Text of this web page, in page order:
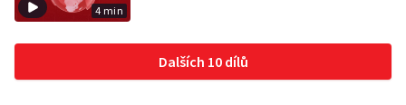
4 min
Dalších 10 dílů